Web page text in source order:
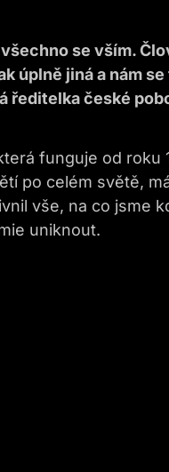
se vším.
úplně jiná a nám
ředitelka české
funguje od
po celém světě,
vše, na co jsme
uniknout.